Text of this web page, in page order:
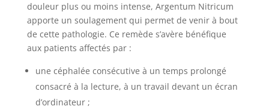
douleur plus ou moins intense, Argentum Nitricum
apporte un soulagement qui permet de venir à bout
de cette pathologie. Ce remède s’avère bénéfique
aux patients affectés par :
une céphalée consécutive à un temps prolongé
consacré à la lecture, à un travail devant un écran
d’ordinateur ;